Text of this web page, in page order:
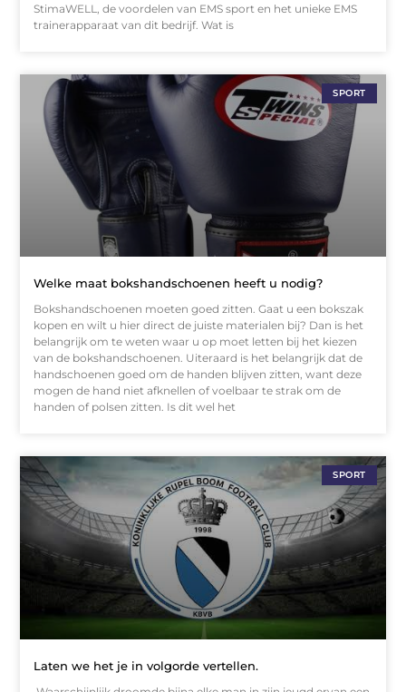
StimaWELL, de voordelen van EMS sport en het unieke EMS
trainerapparaat van dit bedrijf. Wat is
SPORT
Welke maat bokshandschoenen heeft u nodig?
Bokshandschoenen moeten goed zitten. Gaat u een bokszak
kopen en wilt u hier direct de juiste materialen bij? Dan is het
belangrijk om te weten waar u op moet letten bij het kiezen
van de bokshandschoenen. Uiteraard is het belangrijk dat de
handschoenen goed om de handen blijven zitten, want deze
mogen de hand niet afknellen of voelbaar te strak om de
handen of polsen zitten. Is dit wel het
SPORT
Laten we het je in volgorde vertellen.